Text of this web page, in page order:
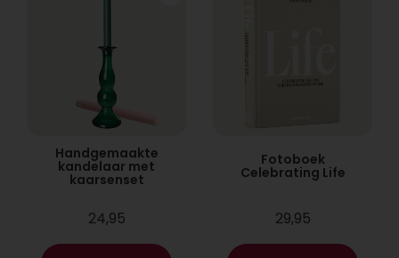
Handgemaakte
kandelaar met
kaarsenset
24,95
Fotoboek
Celebrating Life
29,95